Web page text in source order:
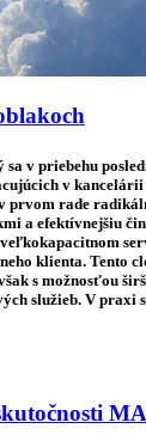
v priebehu
v kancelárii
prvom rade
a efektívnejšiu
klienta. Tento
s možnosťou
služieb. V praxi